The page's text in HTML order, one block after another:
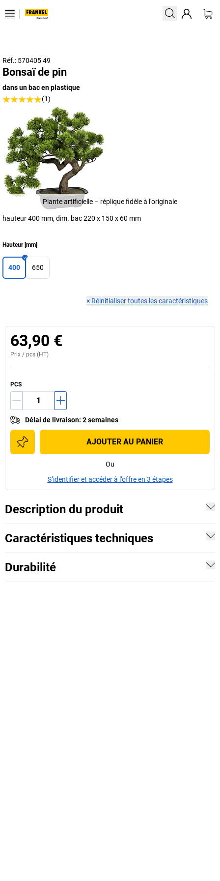
Réf.: 570405 49
Bonsaï de pin
dans un bac en plastique
(1)
Plante artificielle – réplique fidèle à l'originale
hauteur 400 mm, dim. bac 220 x 150 x 60 mm
Hauteur[mm]
400 650
× Réinitialiser toutes les caractéristiques
63,90 €
Prix / pcs (HT)
PCS
Délai de livraison: 2 semaines
AJOUTER AU PANIER
Ou
S’identifier et accéder à l’offre en 3 étapes
Description du produit
Caractéristiques techniques
Durabilité